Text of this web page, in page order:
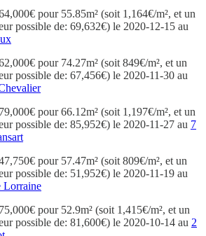
pour 55.85m² (soit 1,164€/m², et un
possible de: 69,632€) le 2020-12-15 au
pour 74.27m² (soit 849€/m², et un
possible de: 67,456€) le 2020-11-30 au
pour 66.12m² (soit 1,197€/m², et un
possible de: 85,952€) le 2020-11-27 au 7
pour 57.47m² (soit 809€/m², et un
possible de: 51,952€) le 2020-11-19 au
Lorraine
pour 52.9m² (soit 1,415€/m², et un
possible de: 81,600€) le 2020-10-14 au 2